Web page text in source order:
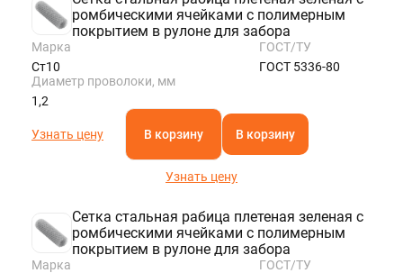
ромбическими ячейками с полимерным
покрытием в рулоне для забора
Марка
Ст10
ГОСТ/ТУ
ГОСТ 5336-80
Диаметр проволоки, мм
1,2
Узнать цену В корзину В корзину
Узнать цену
Сетка стальная рабица плетеная зеленая с
ромбическими ячейками с полимерным
покрытием в рулоне для забора
Марка
ГОСТ/ТУ